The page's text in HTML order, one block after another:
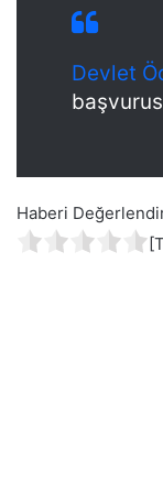
Devlet
Haberi